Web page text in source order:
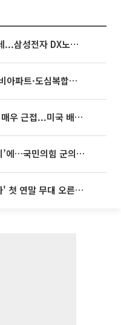
3445억 자사주 지급 마쳤는데...삼성전자 DX노조, 뒤늦은 '떼쓰기 집회'
영끌 '주택공급' 대책 임박⋯비아파트·도심복합까지 총동원
이란 “호르무즈 새 항로 합의 매우 근접...미국 배상 먼저”
우성빈 기장군수 ‘유튜브 정치’에…국민의힘 군의원들 집단 반발
'전참시' 리센느, 데뷔 '3년 차' 첫 연말 무대 오른다⋯"그동안 섭외 안 와"